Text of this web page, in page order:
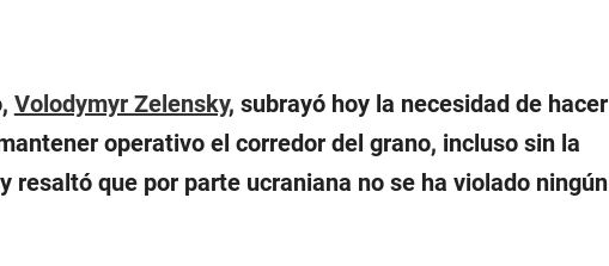
Volodymyr Zelensky, subrayó hoy la necesidad de hacer
operativo el corredor del grano, incluso sin la
resaltó que por parte ucraniana no se ha violado ningún